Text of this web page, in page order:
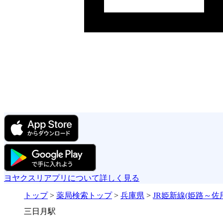
ヨヤクスリアプリについて詳しく見る
トップ> 薬局検索トップ> 兵庫県 > JR姫新線(姫路～佐
三日月駅